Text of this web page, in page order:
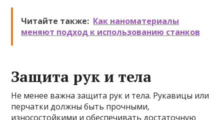
Читайте также: Как наноматериалы
меняют подход к использованию станков
Защита рук и тела
Не менее важна защита рук и тела. Рукавицы или
перчатки должны быть прочными,
износостойкими и обеспечивать достаточную